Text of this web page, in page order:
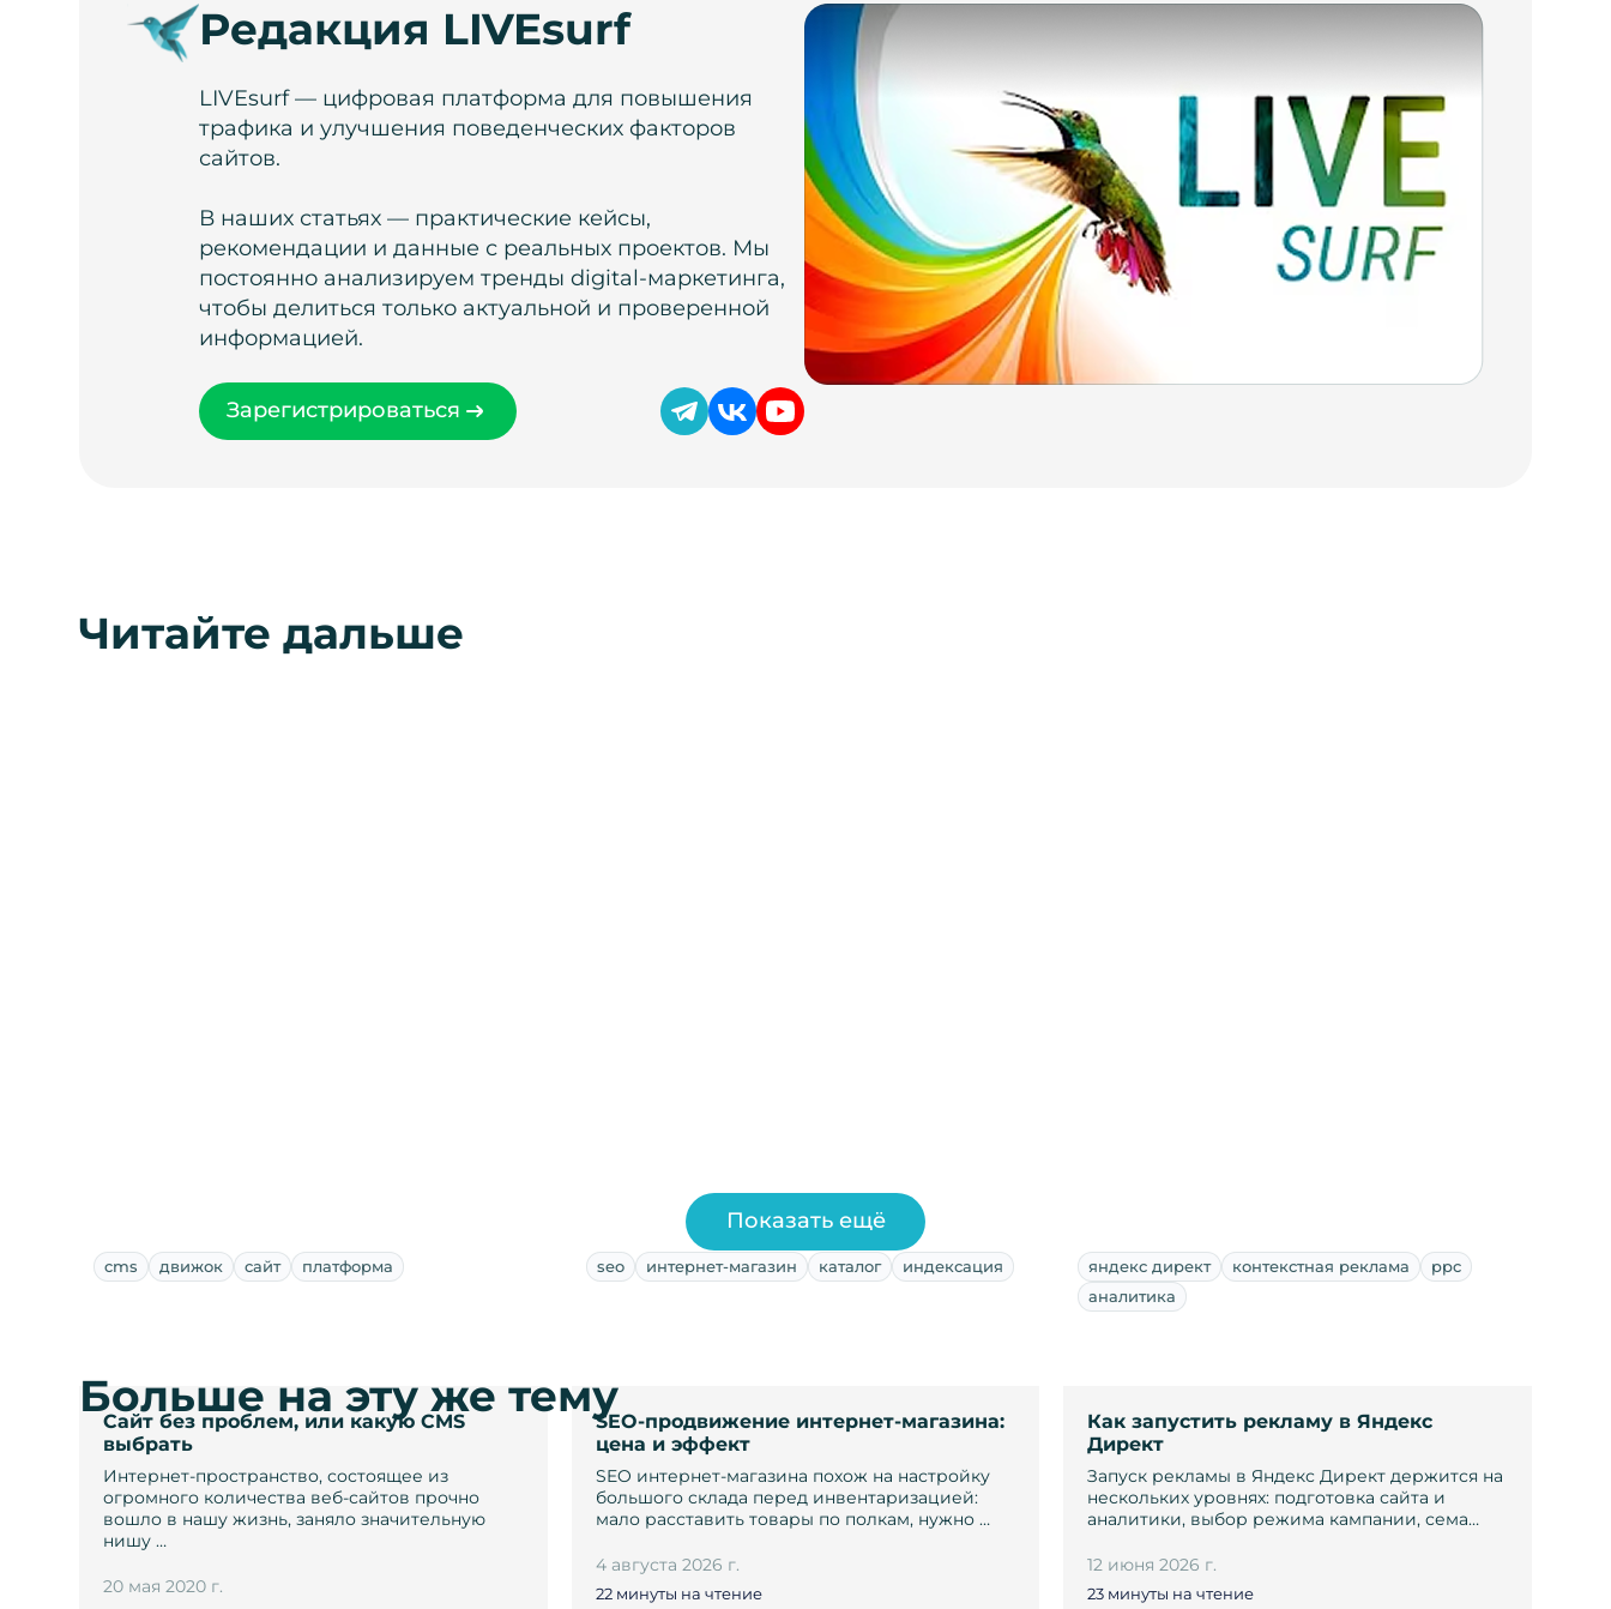
Редакция LIVEsurf
LIVEsurf — цифровая платформа для повышения
трафика и улучшения поведенческих факторов
сайтов.
В наших статьях — практические кейсы,
рекомендации и данные с реальных проектов. Мы
постоянно анализируем тренды digital-маркетинга,
чтобы делиться только актуальной и проверенной
информацией.
Зарегистрироваться
Читайте дальше
cms движок сайт платформа
Сайт без проблем, или какую CMS
выбрать
Интернет-пространство, состоящее из
огромного количества веб-сайтов прочно
вошло в нашу жизнь, заняло значительную
нишу …
20 мая 2020 г.
seo интернет-магазин каталог индексация
SEO-продвижение интернет-магазина:
цена и эффект
SEO интернет-магазина похож на настройку
большого склада перед инвентаризацией:
мало расставить товары по полкам, нужно …
4 августа 2026 г.
22 минуты на чтение
яндекс директ контекстная реклама
ppc
аналитика
Как запустить рекламу в Яндекс
Директ
Запуск рекламы в Яндекс Директ держится на
нескольких уровнях: подготовка сайта и
аналитики, выбор режима кампании, сема…
12 июня 2026 г.
23 минуты на чтение
Показать ещё
Больше на эту же тему